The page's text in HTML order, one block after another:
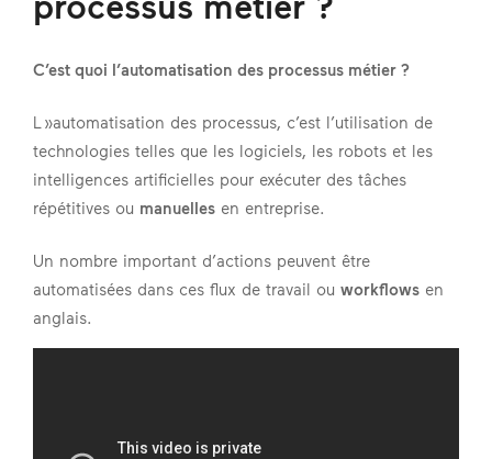
C’est quoi l’automatisation des processus métier ?
L »automatisation des processus, c’est l’utilisation de
technologies telles que les logiciels, les robots et les
intelligences artificielles pour exécuter des tâches
répétitives ou manuelles en entreprise.
Un nombre important d’actions peuvent être
automatisées dans ces flux de travail ou workflows en
anglais.